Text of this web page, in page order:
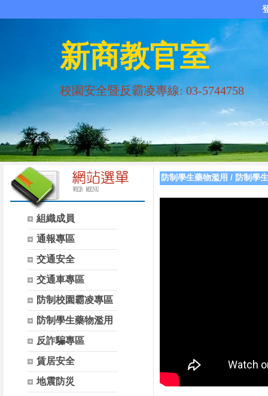
新商教官室
校園安全暨反霸凌專線: 03-5744758
組織成員
通報專區
交通安全
交通車專區
防制校園霸凌專區
防制學生藥物濫用
反詐騙專區
賃居安全
地震防災
防制學生藥物濫用 / 防制學